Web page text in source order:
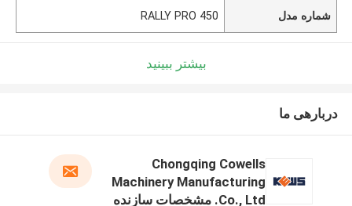
شماره مدل 450 RALLY PRO
بیشتر ببینید
دربارهی ما
Chongqing Cowells
Machinery Manufacturing
Co., Ltd. مشخصات سازنده